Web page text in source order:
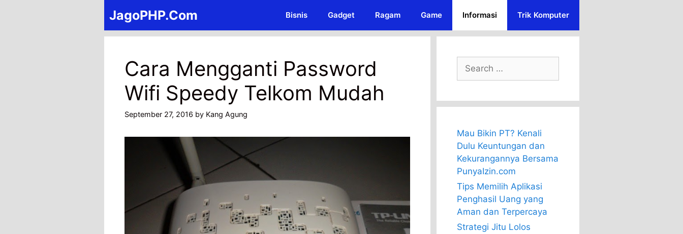
JagoPHP.Com Bisnis Gadget Ragam Game Informasi Trik Komputer
Cara Mengganti Password
Wifi Speedy Telkom Mudah
September 27, 2016 by Kang Agung
Search
for:
Mau Bikin PT? Kenali
Dulu Keuntungan dan
Kekurangannya Bersama
PunyaIzin.com
Tips Memilih Aplikasi
Penghasil Uang yang
Aman dan Terpercaya
Strategi Jitu Lolos